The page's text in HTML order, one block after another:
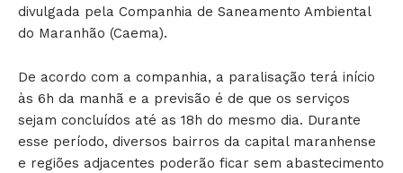
divulgada pela Companhia de Saneamento Ambiental
do Maranhão (Caema).
De acordo com a companhia, a paralisação terá início
às 6h da manhã e a previsão é de que os serviços
sejam concluídos até as 18h do mesmo dia. Durante
esse período, diversos bairros da capital maranhense
e regiões adjacentes poderão ficar sem abastecimento